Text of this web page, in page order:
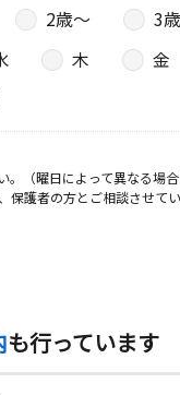
2歳〜 3
木 金
（曜日によって異なる場
護者の方とご相談させてい
も行っています